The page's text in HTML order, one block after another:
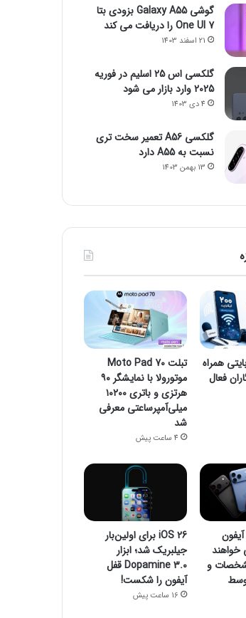
گوشی Galaxy A55 بزودی بتا
One UI 7 را دریافت می کند
21 اسفند 1403
گلکسی اس 25 اسلیم در فوریه
2025 وارد بازار می شود
4 دی 1403
گلکسی A56 تعمیر سخت تری
نسبت به A55 دارد
13 بهمن 1403
گیگابایتی همراه
فعال
تبلت Moto Pad 70
موتورولا با نمایشگر ۹۰
هرتزی و باتری ۱۰۲۰۰
میلی‌آمپرساعتی معرفی
شد
4 ساعت پیش
و آیفون
خواهند
و
iOS 26 برای اولین‌بار
جیلبریک شد؛ ابزار
Dopamine 3.0 قفل
آیفون را شکست!
16 ساعت پیش